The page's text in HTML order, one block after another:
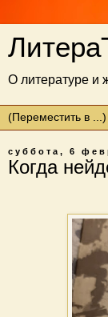
О литературе и
суббота, 6
Когда